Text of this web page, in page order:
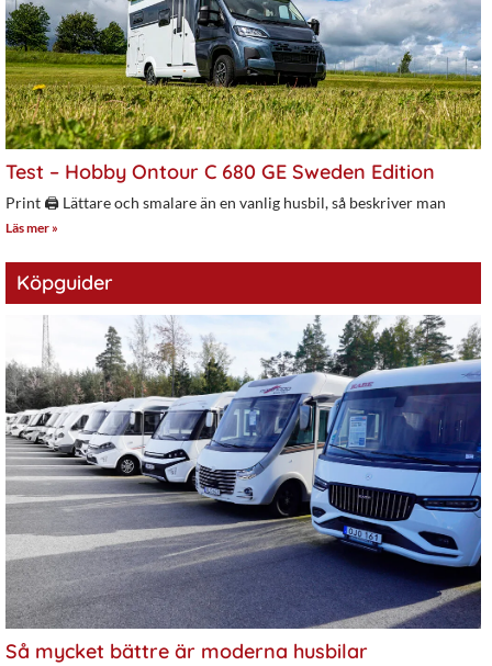
Test – Hobby Ontour C 680 GE Sweden Edition
Print 🖨 Lättare och smalare än en vanlig husbil, så beskriver man
Läs mer »
Köpguider
Så mycket bättre är moderna husbilar